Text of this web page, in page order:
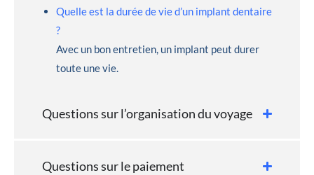
Quelle est la durée de vie d’un implant dentaire
?
Avec un bon entretien, un implant peut durer
toute une vie.
Questions sur l’organisation du voyage
Questions sur le paiement